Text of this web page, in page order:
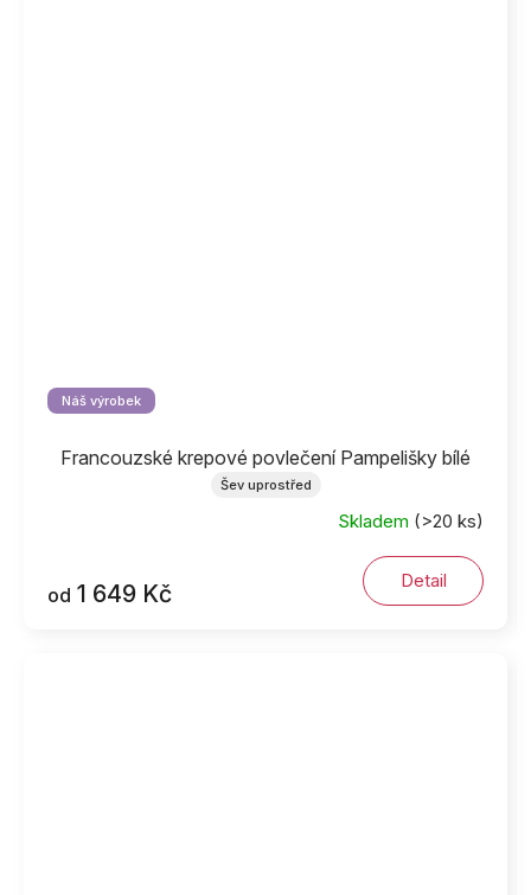
Náš výrobek
Francouzské krepové povlečení Pampelišky bílé
Šev uprostřed
Skladem (>20 ks)
od 1 649 Kč Detail